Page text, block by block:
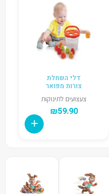
דלי השחלת
צורות מפואר
צעצועים לתינוקות
₪59.90